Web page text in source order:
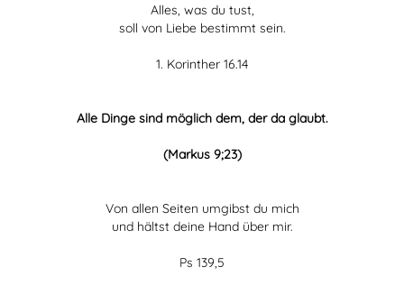
Alles, was du tust,
soll von Liebe bestimmt sein.
1. Korinther 16.14
Alle Dinge sind möglich dem, der da glaubt.
(Markus 9;23)
Von allen Seiten umgibst du mich
und hältst deine Hand über mir.
Ps 139,5